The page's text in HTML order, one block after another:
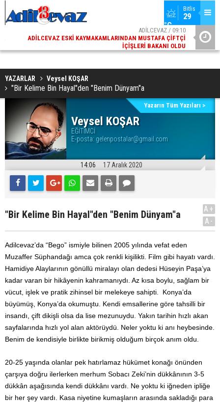
Bitlis
29
°C
ADİLCEVAZ / 09:10
ADILCEVAZ ESKI KAYMAKAMLARINDAN MUSTAFA ÇIFTÇI
İÇIŞLERI BAKANI OLDU
YAZARLAR Veysel KOŞAR
"Bir Kelime Bin Hayal"den "Benim Dünyam"a
Veysel KOŞAR
EĞİTİMCİ
E-posta: gelenpostalar@gmail.com
Yazarın Tüm Yazıları >
14:06 17 Aralık 2020
"Bir Kelime Bin Hayal"den "Benim Dünyam"a
A+
A-
Adilcevaz’da “Bego” ismiyle bilinen 2005 yılında vefat eden
Muzaffer Süphandağı amca çok renkli kişilikti. Film gibi hayatı vardı.
Hamidiye Alaylarının gönüllü miralayı olan dedesi Hüseyin Paşa’ya
kadar varan bir hikâyenin kahramanıydı. Az kısa boylu, sağlam bir
vücut, işlek ve pratik zihinsel bir melekeye sahipti. Konya’da
büyümüş, Konya’da okumuştu. Kendi emsallerine göre tahsilli bir
insandı, çift dikişli olsa da lise mezunuydu. Yakın tarihin hızlı akan
sayfalarında hızlı yol alan aktörüydü. Neler yoktu ki anı heybesinde.
Benim de kendisiyle birlikte birikmiş olduğum birçok anım oldu.
20-25 yaşında olanlar pek hatırlamaz hükümet konağı önünden
çarşıya doğru ilerlerken merhum Sobacı Zeki’nin dükkânının 3-5
dükkân aşağısında kendi dükkânı vardı. Ne yoktu ki iğneden ipliğe
bir her şey vardı. Kasa niyetine kumaşların arasında sakladığı para